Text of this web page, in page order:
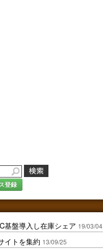
登録
基盤導入し在庫シェア 19/03/04
イトを集約 13/09/25